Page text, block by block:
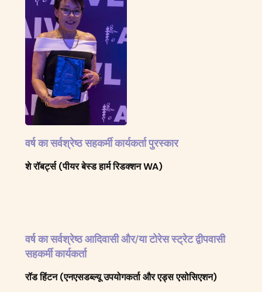
वर्ष का सर्वश्रेष्ठ सहकर्मी कार्यकर्ता पुरस्कार
शे रॉबर्ट्स (पीयर बेस्ड हार्म रिडक्शन WA)
वर्ष का सर्वश्रेष्ठ आदिवासी और/या टोरेस स्ट्रेट द्वीपवासी
सहकर्मी कार्यकर्ता
रॉड हिंटन (एनएसडब्ल्यू उपयोगकर्ता और एड्स एसोसिएशन)